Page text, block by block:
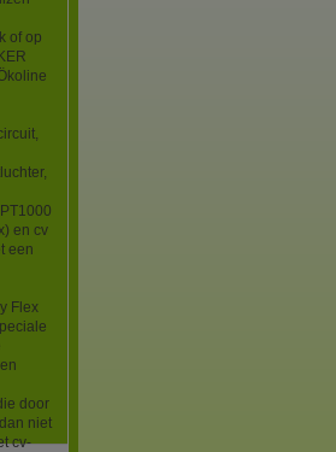
of op
en cv
een
Flex
door
niet
cv-